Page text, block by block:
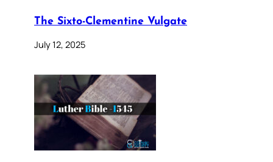
The Sixto-Clementine Vulgate
July 12, 2025